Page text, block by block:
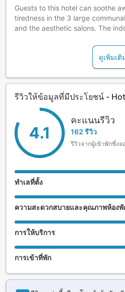
Guests to this hotel can soothe
tiredness in the 3 large
and the aesthetic salons. The
ดูเพิ่มเติ
รีวิวให้ข้อมูลที่มีประโยชน์ -
4.1
คะแนนรีวิว
162 รีวิว
รีวิวจากผู้เข้าพักซึ่งจ
ทำเลที่ตั้ง
ความสะดวกสบายและคุณภาพห้องพั
การให้บริการ
การเข้าที่พัก